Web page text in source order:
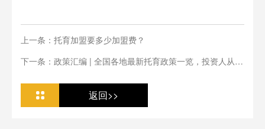
上一条：托育加盟要多少加盟费？
下一条：政策汇编 | 全国各地最新托育政策一览，投资人从业
返回>>